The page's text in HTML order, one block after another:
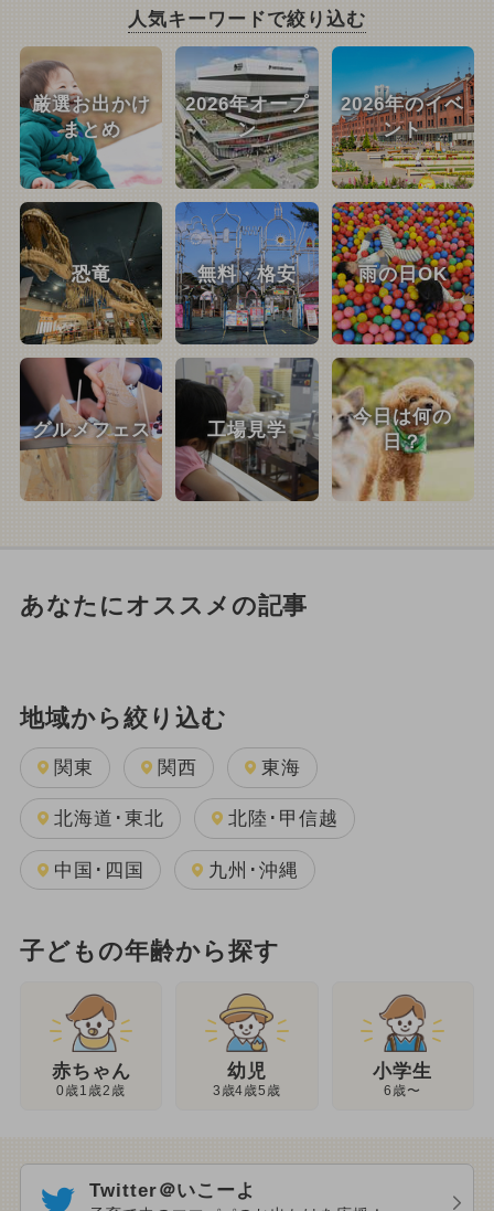
人気キーワードで絞り込む
厳選お出かけ
まとめ
2026年オープ
ン
2026年のイベ
ント
恐竜 無料・格安 雨の日OK
グルメフェス 工場見学
今日は何の
日？
あなたにオススメの記事
地域から絞り込む
関東 関西 東海
北海道･東北 北陸･甲信越
中国･四国 九州･沖縄
子どもの年齢から探す
赤ちゃん
0歳1歳2歳
幼児
3歳4歳5歳
小学生
6歳〜
Twitter＠いこーよ